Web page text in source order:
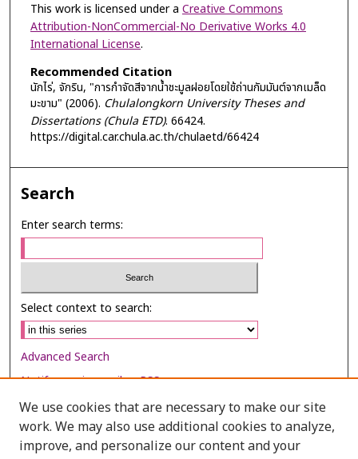
This work is licensed under a Creative Commons
Attribution-NonCommercial-No Derivative Works 4.0
International License.
Recommended Citation
นักไร่, จักริน, "การกำจัดสีจากน้ำชะมูลฝอยโดยใช้ถ่านกัมมันต์จากเมล็ด
มะขาม" (2006). Chulalongkorn University Theses and
Dissertations (Chula ETD). 66424.
https://digital.car.chula.ac.th/chulaetd/66424
Search
Enter search terms:
Select context to search:
Advanced Search
Notify me via email orRSS
Browse
Collections
We use cookies that are necessary to make our site
work. We may also use additional cookies to analyze,
improve, and personalize our content and your